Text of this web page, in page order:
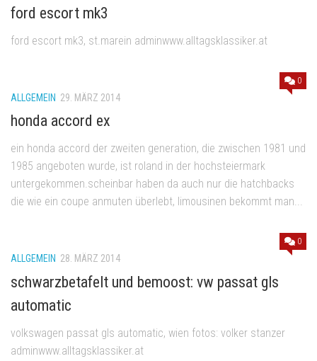
ford escort mk3
ford escort mk3, st.marein adminwww.alltagsklassiker.at
0
ALLGEMEIN 29. MÄRZ 2014
honda accord ex
ein honda accord der zweiten generation, die zwischen 1981 und
1985 angeboten wurde, ist roland in der hochsteiermark
untergekommen.scheinbar haben da auch nur die hatchbacks
die wie ein coupe anmuten überlebt, limousinen bekommt man...
0
ALLGEMEIN 28. MÄRZ 2014
schwarzbetafelt und bemoost: vw passat gls
automatic
volkswagen passat gls automatic, wien fotos: volker stanzer
adminwww.alltagsklassiker.at